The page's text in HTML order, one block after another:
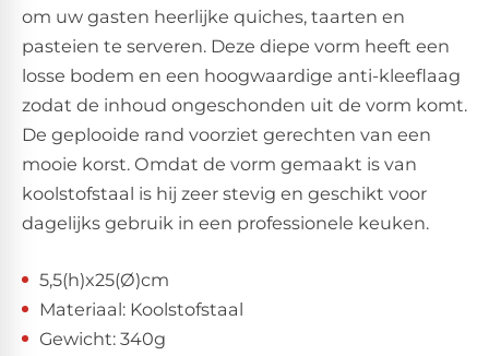
om uw gasten heerlijke quiches, taarten en
pasteien te serveren. Deze diepe vorm heeft een
losse bodem en een hoogwaardige anti-kleeflaag
zodat de inhoud ongeschonden uit de vorm komt.
De geplooide rand voorziet gerechten van een
mooie korst. Omdat de vorm gemaakt is van
koolstofstaal is hij zeer stevig en geschikt voor
dagelijks gebruik in een professionele keuken.
5,5(h)x25(Ø)cm
Materiaal: Koolstofstaal
Gewicht: 340g